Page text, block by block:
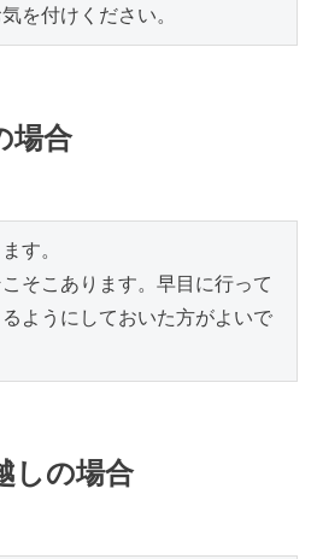
を付けください。
場合
す。
そこあります。早目に行って
ようにしておいた方がよいで
しの場合